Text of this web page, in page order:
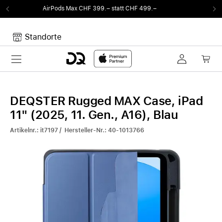
statt CHF 499.– Von Sound auf Fun.
Standorte
Toggle navigation
DEQSTER Rugged MAX Case, iPad
11" (2025, 11. Gen., A16), Blau
Artikelnr.: it7197 / Hersteller-Nr.: 40-1013766